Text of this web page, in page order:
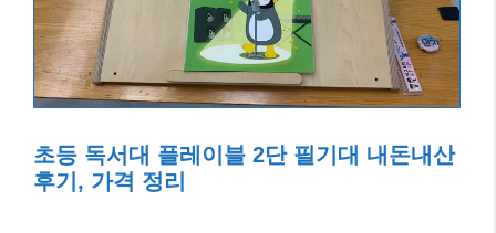
초등 독서대 플레이블 2단 필기대 내돈내산
후기, 가격 정리